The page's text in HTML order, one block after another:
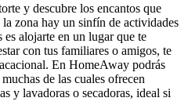
y descubre los encantos que
zona hay un sinfín de actividades
alojarte en un lugar que te
con tus familiares o amigos, te
En HomeAway podrás
de las cuales ofrecen
y lavadoras o secadoras, ideal si